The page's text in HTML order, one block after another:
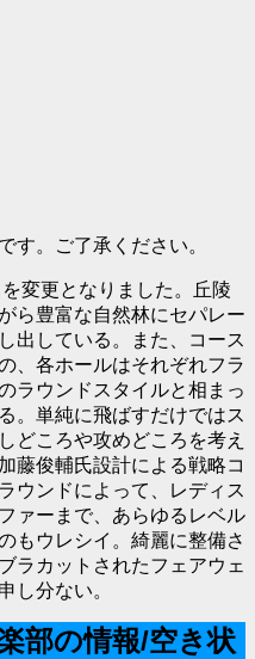
す。ご了承ください。
変更となりました。丘陵
ら豊富な自然林にセパレー
出している。また、コース
、各ホールはそれぞれフラ
ラウンドスタイルと相まっ
。単純に飛ばすだけではス
どころや攻めどころを考え
藤俊輔氏設計による戦略コ
ウンドによって、レディス
ァーまで、あらゆるレベル
もウレシイ。綺麗に整備さ
ラカットされたフェアウェ
し分ない。
部の情報/空き状